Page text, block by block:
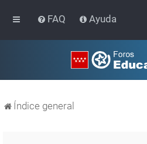
FAQ Ayuda
Índice general